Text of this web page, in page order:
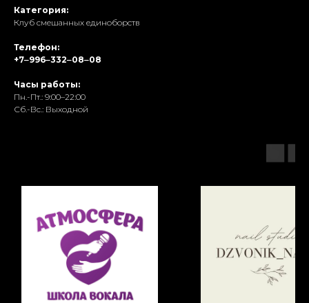
Категория:
Клуб смешанных единоборств
Телефон:
+7‒996‒332‒08‒08
Часы работы:
Пн.-Пт.: 9:00–22:00
Сб.-Вс.: Выходной